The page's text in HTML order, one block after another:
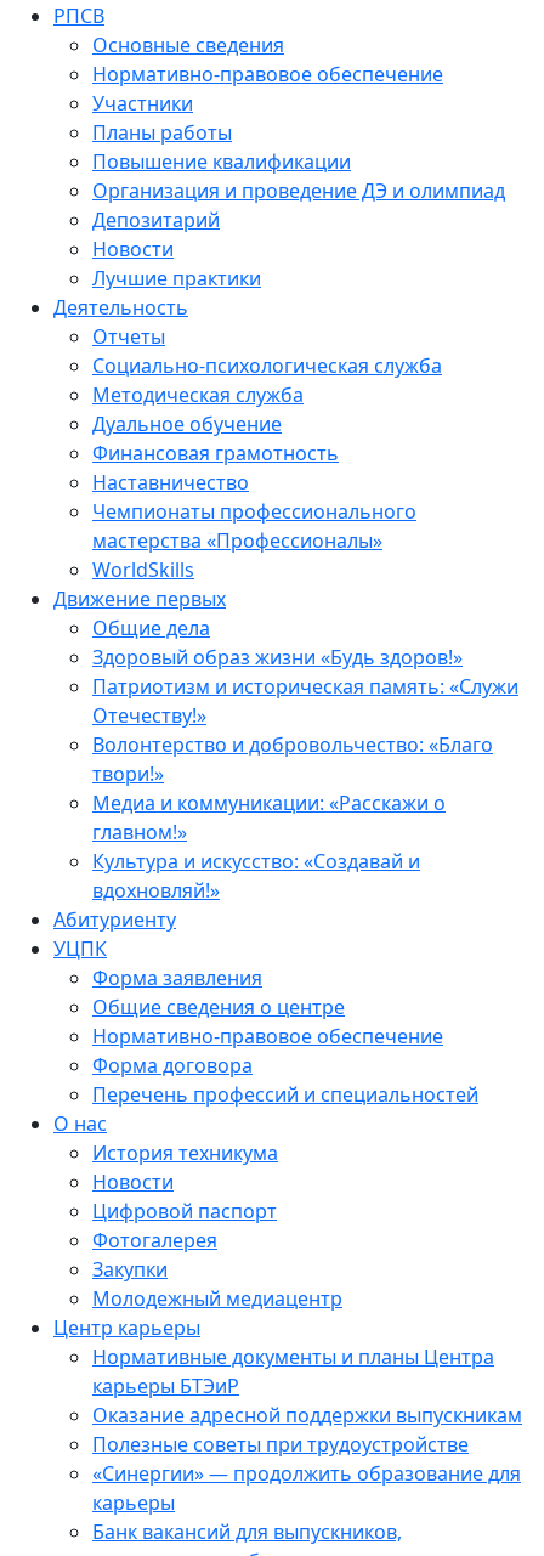
РПСВ
Основные сведения
Нормативно-правовое обеспечение
Участники
Планы работы
Повышение квалификации
Организация и проведение ДЭ и олимпиад
Депозитарий
Новости
Лучшие практики
Деятельность
Отчеты
Социально-психологическая служба
Методическая служба
Дуальное обучение
Финансовая грамотность
Наставничество
Чемпионаты профессионального
мастерства «Профессионалы»
WorldSkills
Движение первых
Общие дела
Здоровый образ жизни «Будь здоров!»
Патриотизм и историческая память: «Служи
Отечеству!»
Волонтерство и добровольчество: «Благо
твори!»
Медиа и коммуникации: «Расскажи о
главном!»
Культура и искусство: «Создавай и
вдохновляй!»
Абитуриенту
УЦПК
Форма заявления
Общие сведения о центре
Нормативно-правовое обеспечение
Форма договора
Перечень профессий и специальностей
О нас
История техникума
Новости
Цифровой паспорт
Фотогалерея
Закупки
Молодежный медиацентр
Центр карьеры
Нормативные документы и планы Центра
карьеры БТЭиР
Оказание адресной поддержки выпускникам
Полезные советы при трудоустройстве
«Синергии» — продолжить образование для
карьеры
Банк вакансий для выпускников,